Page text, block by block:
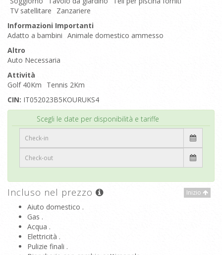
TV satellitare
Zanzariere
Informazioni Importanti
Adatto a bambini Animale domestico ammesso
Altro
Auto Necessaria
Attività
Golf 40Km
Tennis 2Km
CIN: IT052023B5KOURUKS4
Scegli le date per disponibilità e tariffe
Inizio
Incluso nel prezzo
Aiuto domestico .
Gas .
Acqua .
Elettricità .
Pulizie finali .